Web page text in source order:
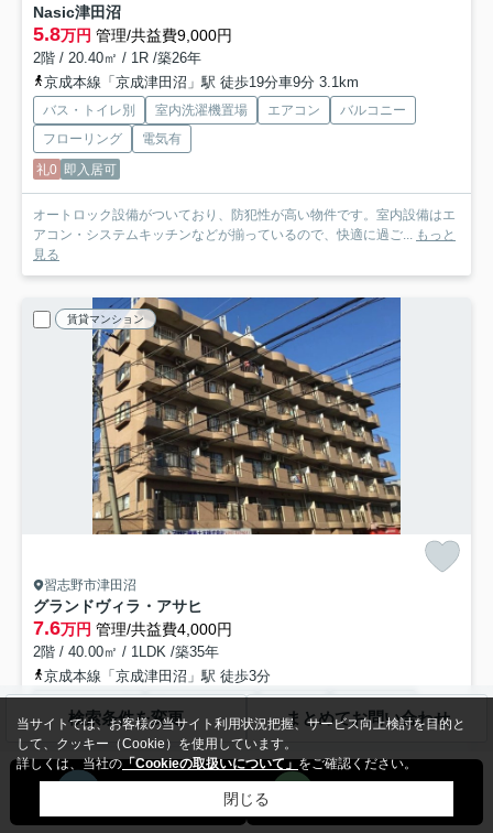
Nasic津田沼
5.8万円 管理/共益費9,000円
2階 / 20.40㎡ / 1R /築26年
京成本線「京成津田沼」駅 徒歩19分車9分 3.1km
バス・トイレ別 室内洗濯機置場 エアコン
バルコニー
フローリング
電気有
礼0 即入居可
オートロック設備がついており、防犯性が高い物件です。室内設備はエ
アコン・システムキッチンなどが揃っているので、快適に過ご...
もっと
見る
賃貸マンション
習志野市津田沼
グランドヴィラ・アサヒ
7.6万円 管理/共益費4,000円
2階 / 40.00㎡ / 1LDK /築35年
京成本線「京成津田沼」駅 徒歩3分
フローリング
電気有
礼0 即入居可
ぜひ一度見ていただきたい、「グランドヴィラ・アサヒ」です。通話ボ
タンを押せば相手の声が聞けるので、会話したうえで直接会う...もっと
検索条件を変更 まとめてお問い合わせ
当サイトでは、お客様の当サイト利用状況把握、サービス向上検討を目的と
して、クッキー（Cookie）を使用しています。
詳しくは、当社の「Cookieの取扱いについて」をご確認ください。
閉じる